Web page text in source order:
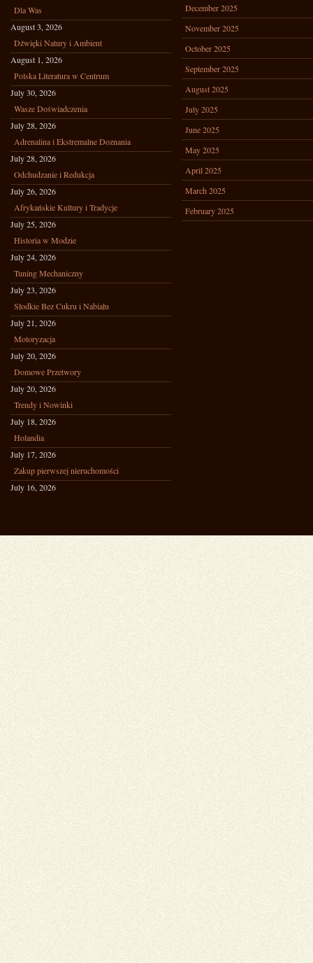
Dla Was
August 3, 2026
Dźwięki Natury i Ambient
August 1, 2026
Polska Literatura w Centrum
July 30, 2026
Wasze Doświadczenia
July 28, 2026
Adrenalina i Ekstremalne Doznania
July 28, 2026
Odchudzanie i Redukcja
July 26, 2026
Afrykańskie Kultury i Tradycje
July 25, 2026
Historia w Modzie
July 24, 2026
Tuning Mechaniczny
July 23, 2026
Słodkie Bez Cukru i Nabiału
July 21, 2026
Motoryzacja
July 20, 2026
Domowe Przetwory
July 20, 2026
Trendy i Nowinki
July 18, 2026
Holandia
July 17, 2026
Zakup pierwszej nieruchomości
July 16, 2026
December 2025
November 2025
October 2025
September 2025
August 2025
July 2025
June 2025
May 2025
April 2025
March 2025
February 2025